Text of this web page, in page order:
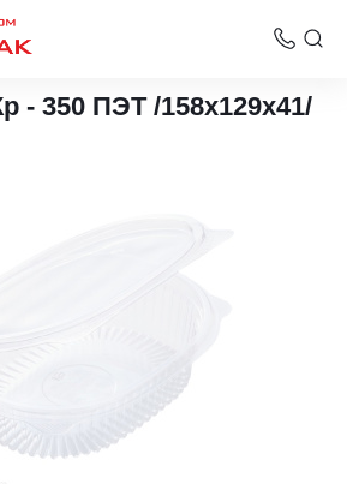
холодного
- 350 ПЭТ /158х129х41/